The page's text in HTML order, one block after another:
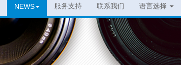
NEWS 服务支持 联系我们 语言选择